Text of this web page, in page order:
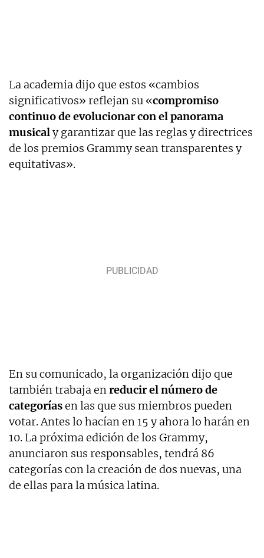
La academia dijo que estos «cambios
significativos» reflejan su «compromiso
continuo de evolucionar con el panorama
musicaly garantizar que las reglas y directrices
de los premios Grammy sean transparentes y
equitativas».
En su comunicado, la organización dijo que
también trabaja enreducir el número de
categoríasen las que sus miembros pueden
votar. Antes lo hacían en 15 y ahora lo harán en
10. La próxima edición de los Grammy,
anunciaron sus responsables, tendrá 86
categorías con la creación de dos nuevas, una
de ellas para la música latina.